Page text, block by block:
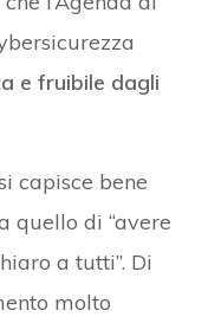
e fruibile dagli
capisce bene
quello di “avere
a tutti”. Di
molto